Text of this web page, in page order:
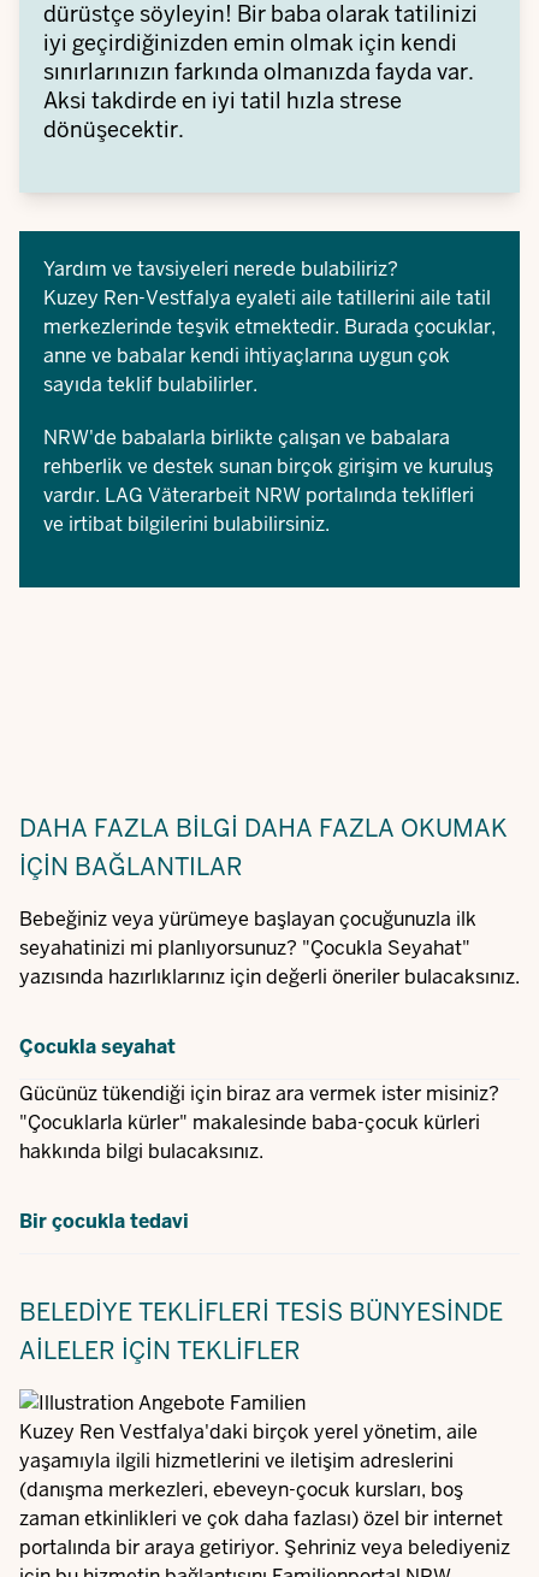
dürüstçe söyleyin! Bir baba olarak tatilinizi
iyi geçirdiğinizden emin olmak için kendi
sınırlarınızın farkında olmanızda fayda var.
Aksi takdirde en iyi tatil hızla strese
dönüşecektir.
Yardım ve tavsiyeleri nerede bulabiliriz?
Kuzey Ren-Vestfalya eyaleti aile tatillerini aile tatil
merkezlerinde teşvik etmektedir. Burada çocuklar,
anne ve babalar kendi ihtiyaçlarına uygun çok
sayıda teklif bulabilirler.
NRW'de babalarla birlikte çalışan ve babalara
rehberlik ve destek sunan birçok girişim ve kuruluş
vardır. LAG Väterarbeit NRW portalında teklifleri
ve irtibat bilgilerini bulabilirsiniz.
DAHA FAZLA BILGI DAHA FAZLA OKUMAK
IÇIN BAĞLANTILAR
Bebeğiniz veya yürümeye başlayan çocuğunuzla ilk
seyahatinizi mi planlıyorsunuz? "Çocukla Seyahat"
yazısında hazırlıklarınız için değerli öneriler bulacaksınız.
Çocukla seyahat
Gücünüz tükendiği için biraz ara vermek ister misiniz?
"Çocuklarla kürler" makalesinde baba-çocuk kürleri
hakkında bilgi bulacaksınız.
Bir çocukla tedavi
BELEDIYE TEKLIFLERI TESIS BÜNYESINDE
AILELER IÇIN TEKLIFLER
Kuzey Ren Vestfalya'daki birçok yerel yönetim, aile
yaşamıyla ilgili hizmetlerini ve iletişim adreslerini
(danışma merkezleri, ebeveyn-çocuk kursları, boş
zaman etkinlikleri ve çok daha fazlası) özel bir internet
portalında bir araya getiriyor. Şehriniz veya belediyeniz